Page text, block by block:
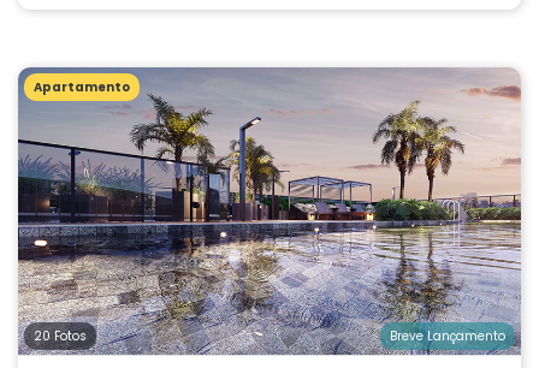
Apartamento
20 Fotos Breve Lançamento